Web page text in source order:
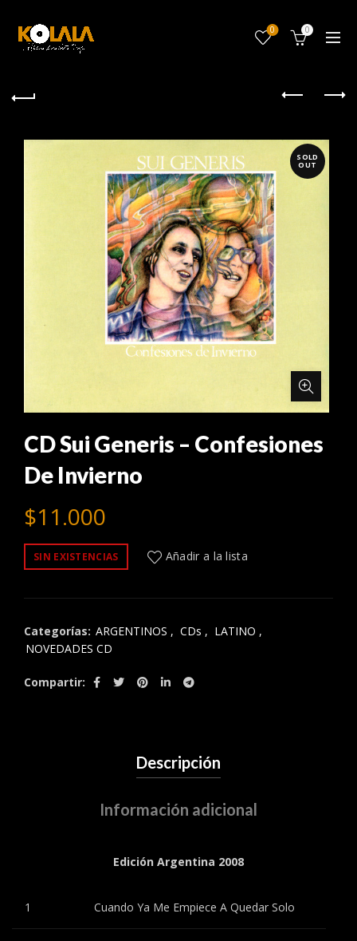
0 0
SOLD
OUT
CD Sui Generis – Confesiones
De Invierno
$11.000
SIN EXISTENCIAS Añadir a la lista
Categorías: ARGENTINOS , CDs , LATINO ,
NOVEDADES CD
Compartir
Descripción
Información adicional
Edición Argentina 2008
1 Cuando Ya Me Empiece A Quedar Solo